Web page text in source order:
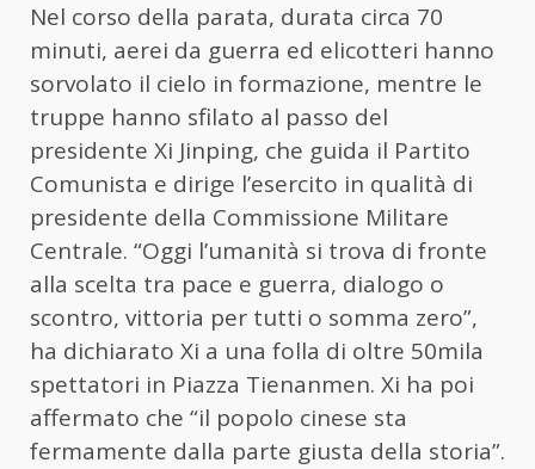
Nel corso della parata, durata circa 70
minuti, aerei da guerra ed elicotteri hanno
sorvolato il cielo in formazione, mentre le
truppe hanno sfilato al passo del
presidente Xi Jinping, che guida il Partito
Comunista e dirige l’esercito in qualità di
presidente della Commissione Militare
Centrale. “Oggi l’umanità si trova di fronte
alla scelta tra pace e guerra, dialogo o
scontro, vittoria per tutti o somma zero”,
ha dichiarato Xi a una folla di oltre 50mila
spettatori in Piazza Tienanmen. Xi ha poi
affermato che “il popolo cinese sta
fermamente dalla parte giusta della storia”.